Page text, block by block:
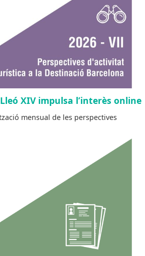
XIV impulsa l’interès online
mensual de les perspectives